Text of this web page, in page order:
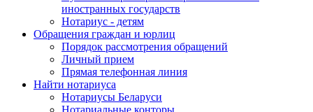
иностранных государств
Нотариус - детям
Обращения граждан и юрлиц
Порядок рассмотрения обращений
Личный прием
Прямая телефонная линия
Найти нотариуса
Нотариусы Беларуси
Нотариальные конторы